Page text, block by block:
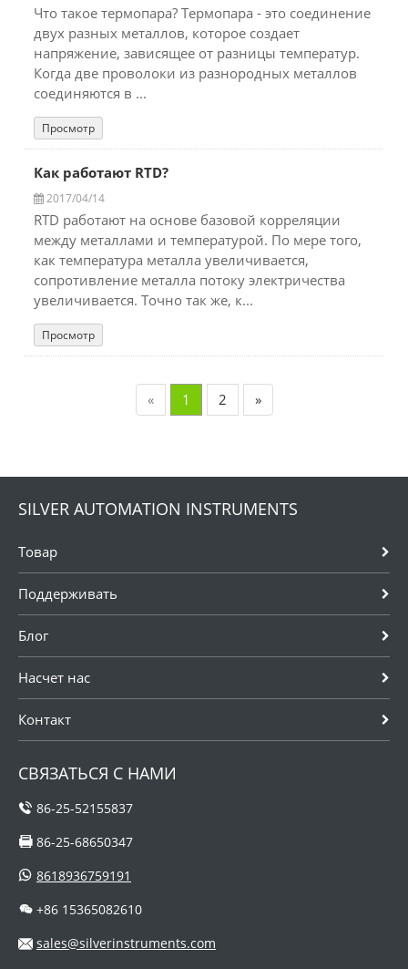
Что такое термопара? Термопара - это соединение
двух разных металлов, которое создает
напряжение, зависящее от разницы температур.
Когда две проволоки из разнородных металлов
соединяются в ...
Просмотр
Как работают RTD?
2017/04/14
RTD работают на основе базовой корреляции
между металлами и температурой. По мере того,
как температура металла увеличивается,
сопротивление металла потоку электричества
увеличивается. Точно так же, к...
Просмотр
« 1 2 »
SILVER AUTOMATION INSTRUMENTS
Товар
Поддерживать
Блог
Насчет нас
Контакт
СВЯЗАТЬСЯ С НАМИ
86-25-52155837
86-25-68650347
8618936759191
+86 15365082610
sales@silverinstruments.com